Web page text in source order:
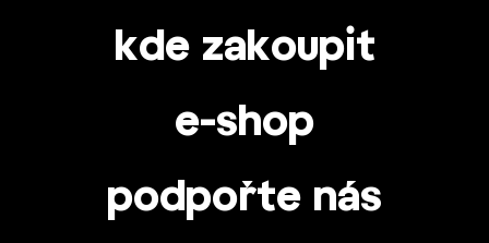
kde zakoupit
e-shop
podpořte nás